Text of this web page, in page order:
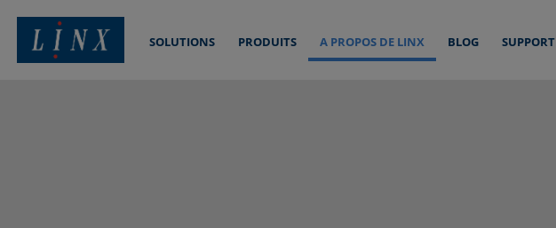
SOLUTIONS PRODUITS A PROPOS DE LINX BLOG SUPPORT